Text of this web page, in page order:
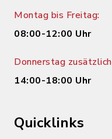
Montag bis Freitag:
08:00-12:00 Uhr
Donnerstag
14:00-18:00 Uhr
Quicklinks